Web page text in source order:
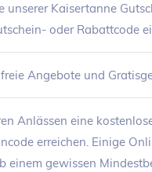
unserer Kaisertanne
oder Rabattcode
Angebote und
Anlässen eine
erreichen. Einige
einem gewissen